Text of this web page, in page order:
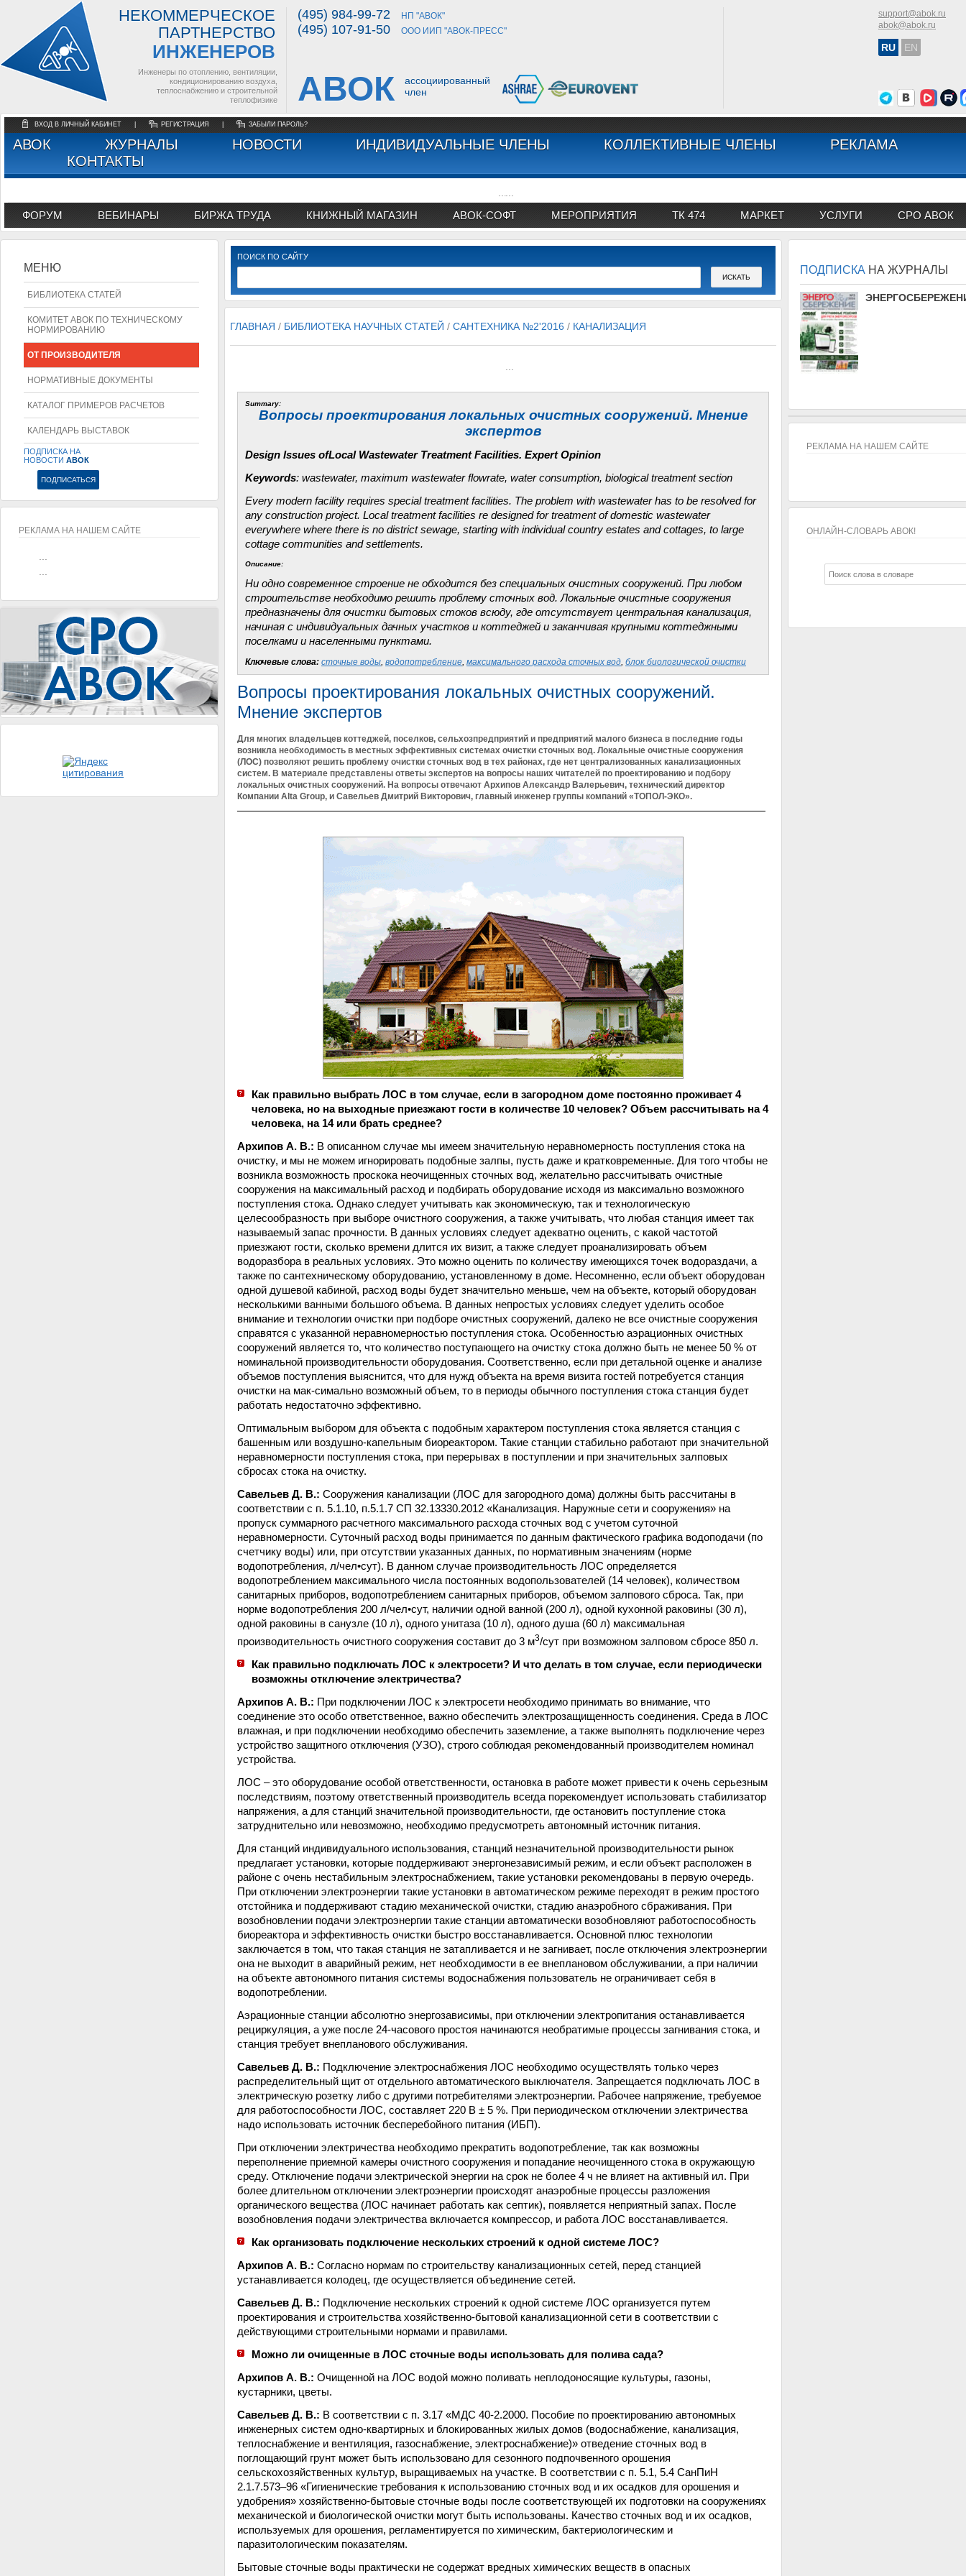
НЕКОММЕРЧЕСКОЕ
ПАРТНЕРСТВО
ИНЖЕНЕРОВ
Инженеры по отоплению, вентиляции,
кондиционированию воздуха,
теплоснабжению и строительной
теплофизике
(495) 984-99-72 НП "АВОК"
(495) 107-91-50 ООО ИИП "АВОК-ПРЕСС"
АВОК
ассоциированный
член
support@abok.ru
abok@abok.ru
RU EN
ВХОД В ЛИЧНЫЙ КАБИНЕТ РЕГИСТРАЦИЯ ЗАБЫЛИ ПАРОЛЬ?
АВОК ЖУРНАЛЫ НОВОСТИ ИНДИВИДУАЛЬНЫЕ ЧЛЕНЫ КОЛЛЕКТИВНЫЕ ЧЛЕНЫ
РЕКЛАМА
КОНТАКТЫ
ФОРУМ ВЕБИНАРЫ БИРЖА ТРУДА КНИЖНЫЙ МАГАЗИН АВОК-СОФТ МЕРОПРИЯТИЯ ТК 474 МАРКЕТ УСЛУГИ СРО АВОК
ПОИСК ПО САЙТУ
ГЛАВНАЯ / БИБЛИОТЕКА НАУЧНЫХ СТАТЕЙ / САНТЕХНИКА №2'2016 / КАНАЛИЗАЦИЯ
Summary:
Вопросы проектирования локальных очистных сооружений. Мнение
экспертов
Design Issues ofLocal Wastewater Treatment Facilities. Expert Opinion
Keywords: wastewater, maximum wastewater flowrate, water consumption, biological treatment section
Every modern facility requires special treatment facilities. The problem with wastewater has to be resolved for
any construction project. Local treatment facilities re designed for treatment of domestic wastewater
everywhere where there is no district sewage, starting with individual country estates and cottages, to large
cottage communities and settlements.
Описание:
Ни одно современное строение не обходится без специальных очистных сооружений. При любом
строительстве необходимо решить проблему сточных вод. Локальные очистные сооружения
предназначены для очистки бытовых стоков всюду, где отсутствует центральная канализация,
начиная с индивидуальных дачных участков и коттеджей и заканчивая крупными коттеджными
поселками и населенными пунктами.
Ключевые слова: сточные воды, водопотребление, максимального расхода сточных вод, блок биологической очистки
Вопросы проектирования локальных очистных сооружений.
Мнение экспертов
Для многих владельцев коттеджей, поселков, сельхозпредприятий и предприятий малого бизнеса в последние годы
возникла необходимость в местных эффективных системах очистки сточных вод. Локальные очистные сооружения
(ЛОС) позволяют решить проблему очистки сточных вод в тех районах, где нет централизованных канализационных
систем. В материале представлены ответы экспертов на вопросы наших читателей по проектированию и подбору
локальных очистных сооружений. На вопросы отвечают Архипов Александр Валерьевич, технический директор
Компании Alta Group, и Савельев Дмитрий Викторович, главный инженер группы компаний «ТОПОЛ-ЭКО».
Как правильно выбрать ЛОС в том случае, если в загородном доме постоянно проживает 4
человека, но на выходные приезжают гости в количестве 10 человек? Объем рассчитывать на 4
человека, на 14 или брать среднее?
Архипов А. В.: В описанном случае мы имеем значительную неравномерность поступления стока на
очистку, и мы не можем игнорировать подобные залпы, пусть даже и кратковременные. Для того чтобы не
возникла возможность проскока неочищенных сточных вод, желательно рассчитывать очистные
сооружения на максимальный расход и подбирать оборудование исходя из максимально возможного
поступления стока. Однако следует учитывать как экономическую, так и технологическую
целесообразность при выборе очистного сооружения, а также учитывать, что любая станция имеет так
называемый запас прочности. В данных условиях следует адекватно оценить, с какой частотой
приезжают гости, сколько времени длится их визит, а также следует проанализировать объем
водоразбора в реальных условиях. Это можно оценить по количеству имеющихся точек водораздачи, а
также по сантехническому оборудованию, установленному в доме. Несомненно, если объект оборудован
одной душевой кабиной, расход воды будет значительно меньше, чем на объекте, который оборудован
несколькими ванными большого объема. В данных непростых условиях следует уделить особое
внимание и технологии очистки при подборе очистных сооружений, далеко не все очистные сооружения
справятся с указанной неравномерностью поступления стока. Особенностью аэрационных очистных
сооружений является то, что количество поступающего на очистку стока должно быть не менее 50 % от
номинальной производительности оборудования. Соответственно, если при детальной оценке и анализе
объемов поступления выяснится, что для нужд объекта на время визита гостей потребуется станция
очистки на мак-симально возможный объем, то в периоды обычного поступления стока станция будет
работать недостаточно эффективно.
Оптимальным выбором для объекта с подобным характером поступления стока является станция с
башенным или воздушно-капельным биореактором. Такие станции стабильно работают при значительной
неравномерности поступления стока, при перерывах в поступлении и при значительных залповых
сбросах стока на очистку.
Савельев Д. В.: Сооружения канализации (ЛОС для загородного дома) должны быть рассчитаны в
соответствии с п. 5.1.10, п.5.1.7 СП 32.13330.2012 «Канализация. Наружные сети и сооружения» на
пропуск суммарного расчетного максимального расхода сточных вод с учетом суточной
неравномерности. Суточный расход воды принимается по данным фактического графика водоподачи (по
счетчику воды) или, при отсутствии указанных данных, по нормативным значениям (норме
водопотребления, л/чел•сут). В данном случае производительность ЛОС определяется
водопотреблением максимального числа постоянных водопользователей (14 человек), количеством
санитарных приборов, водопотреблением санитарных приборов, объемом залпового сброса. Так, при
норме водопотребления 200 л/чел•сут, наличии одной ванной (200 л), одной кухонной раковины (30 л),
одной раковины в санузле (10 л), одного унитаза (10 л), одного душа (60 л) максимальная
производительность очистного сооружения составит до 3 м3/сут при возможном залповом сбросе 850 л.
Как правильно подключать ЛОС к электросети? И что делать в том случае, если периодически
возможны отключение электричества?
Архипов А. В.: При подключении ЛОС к электросети необходимо принимать во внимание, что
соединение это особо ответственное, важно обеспечить электрозащищенность соединения. Среда в ЛОС
влажная, и при подключении необходимо обеспечить заземление, а также выполнять подключение через
устройство защитного отключения (УЗО), строго соблюдая рекомендованный производителем номинал
устройства.
ЛОС – это оборудование особой ответственности, остановка в работе может привести к очень серьезным
последствиям, поэтому ответственный производитель всегда порекомендует использовать стабилизатор
напряжения, а для станций значительной производительности, где остановить поступление стока
затруднительно или невозможно, необходимо предусмотреть автономный источник питания.
Для станций индивидуального использования, станций незначительной производительности рынок
предлагает установки, которые поддерживают энергонезависимый режим, и если объект расположен в
районе с очень нестабильным электроснабжением, такие установки рекомендованы в первую очередь.
При отключении электроэнергии такие установки в автоматическом режиме переходят в режим простого
отстойника и поддерживают стадию механической очистки, стадию анаэробного сбраживания. При
возобновлении подачи электроэнергии такие станции автоматически возобновляют работоспособность
биореактора и эффективность очистки быстро восстанавливается. Основной плюс технологии
заключается в том, что такая станция не затапливается и не загнивает, после отключения электроэнергии
она не выходит в аварийный режим, нет необходимости в ее внеплановом обслуживании, а при наличии
на объекте автономного питания системы водоснабжения пользователь не ограничивает себя в
водопотреблении.
Аэрационные станции абсолютно энергозависимы, при отключении электропитания останавливается
рециркуляция, а уже после 24-часового простоя начинаются необратимые процессы загнивания стока, и
станция требует внепланового обслуживания.
Савельев Д. В.: Подключение электроснабжения ЛОС необходимо осуществлять только через
распределительный щит от отдельного автоматического выключателя. Запрещается подключать ЛОС в
электрическую розетку либо с другими потребителями электроэнергии. Рабочее напряжение, требуемое
для работоспособности ЛОС, составляет 220 В ± 5 %. При периодическом отключении электричества
надо использовать источник бесперебойного питания (ИБП).
При отключении электричества необходимо прекратить водопотребление, так как возможны
переполнение приемной камеры очистного сооружения и попадание неочищенного стока в окружающую
среду. Отключение подачи электрической энергии на срок не более 4 ч не влияет на активный ил. При
более длительном отключении электроэнергии происходят анаэробные процессы разложения
органического вещества (ЛОС начинает работать как септик), появляется неприятный запах. После
возобновления подачи электричества включается компрессор, и работа ЛОС восстанавливается.
Как организовать подключение нескольких строений к одной системе ЛОС?
Архипов А. В.: Согласно нормам по строительству канализационных сетей, перед станцией
устанавливается колодец, где осуществляется объединение сетей.
Савельев Д. В.: Подключение нескольких строений к одной системе ЛОС организуется путем
проектирования и строительства хозяйственно-бытовой канализационной сети в соответствии с
действующими строительными нормами и правилами.
Можно ли очищенные в ЛОС сточные воды использовать для полива сада?
Архипов А. В.: Очищенной на ЛОС водой можно поливать неплодоносящие культуры, газоны,
кустарники, цветы.
Савельев Д. В.: В соответствии с п. 3.17 «МДС 40-2.2000. Пособие по проектированию автономных
инженерных систем одно-квартирных и блокированных жилых домов (водоснабжение, канализация,
теплоснабжение и вентиляция, газоснабжение, электроснабжение)» отведение сточных вод в
поглощающий грунт может быть использовано для сезонного подпочвенного орошения
сельскохозяйственных культур, выращиваемых на участке. В соответствии с п. 5.1, 5.4 СанПиН
2.1.7.573–96 «Гигиенические требования к использованию сточных вод и их осадков для орошения и
удобрения» хозяйственно-бытовые сточные воды после соответствующей их подготовки на сооружениях
механической и биологической очистки могут быть использованы. Качество сточных вод и их осадков,
используемых для орошения, регламентируется по химическим, бактериологическим и
паразитологическим показателям.
Бытовые сточные воды практически не содержат вредных химических веществ в опасных
МЕНЮ
БИБЛИОТЕКА СТАТЕЙ
КОМИТЕТ АВОК ПО ТЕХНИЧЕСКОМУ
НОРМИРОВАНИЮ
ОТ ПРОИЗВОДИТЕЛЯ
НОРМАТИВНЫЕ ДОКУМЕНТЫ
КАТАЛОГ ПРИМЕРОВ РАСЧЕТОВ
КАЛЕНДАРЬ ВЫСТАВОК
ПОДПИСКА НА
НОВОСТИ АВОК
РЕКЛАМА НА НАШЕМ САЙТЕ
ПОДПИСКА НА ЖУРНАЛЫ
АВОК
РЕКЛАМА НА НАШЕМ САЙТЕ
ОНЛАЙН-СЛОВАРЬ АВОК!